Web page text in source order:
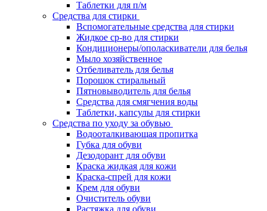
Таблетки для п/м
Средства для стирки
Вспомогательные средства для стирки
Жидкое ср-во для стирки
Кондиционеры/ополаскиватели для белья
Мыло хозяйственное
Отбеливатель для белья
Порошок стиральный
Пятновыводитель для белья
Средства для смягчения воды
Таблетки, капсулы для стирки
Средства по уходу за обувью
Водооталкивающая пропитка
Губка для обуви
Дезодорант для обуви
Краска жидкая для кожи
Краска-спрей для кожи
Крем для обуви
Очиститель обуви
Растяжка для обуви